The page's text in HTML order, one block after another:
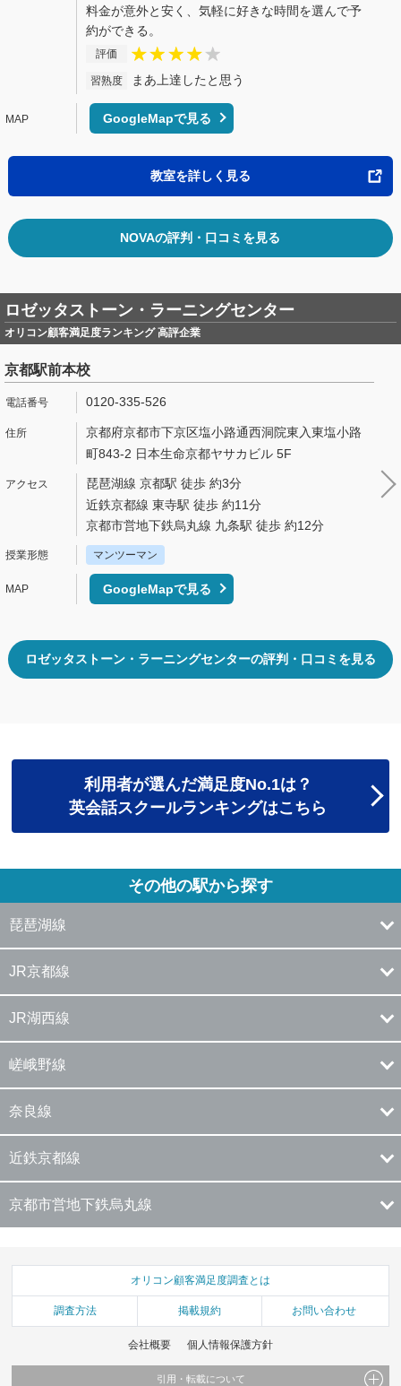
料金が意外と安く、気軽に好きな時間を選んで予
約ができる。
評価
習熟度 まあ上達したと思う
GoogleMapで見る
教室を詳しく見る
NOVAの評判・口コミを見る
ロゼッタストーン・ラーニングセンター
オリコン顧客満足度ランキング 高評企業
京都駅前本校
0120-335-526
京都府京都市下京区塩小路通西洞院東入東塩小路
町843-2 日本生命京都ヤサカビル 5F
琵琶湖線 京都駅 徒歩 約3分
近鉄京都線 東寺駅 徒歩 約11分
京都市営地下鉄烏丸線 九条駅 徒歩 約12分
マンツーマン
GoogleMapで見る
ロゼッタストーン・ラーニングセンターの評判・口コミを見る
利用者が選んだ満足度No.1は？
英会話スクールランキングはこちら
その他の駅から探す
琵琶湖線
JR京都線
JR湖西線
嵯峨野線
奈良線
近鉄京都線
京都市営地下鉄烏丸線
オリコン顧客満足度調査とは
調査方法 掲載規約 お問い合わせ
会社概要 個人情報保護方針
引用・転載について